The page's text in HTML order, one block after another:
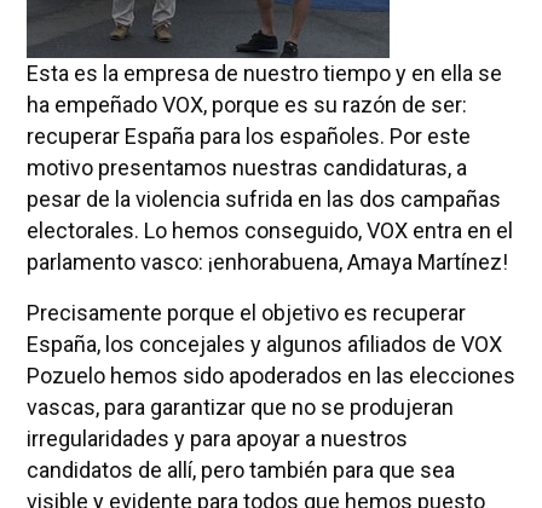
Esta es la empresa de nuestro tiempo y en ella se
ha empeñado VOX, porque es su razón de ser:
recuperar España para los españoles. Por este
motivo presentamos nuestras candidaturas, a
pesar de la violencia sufrida en las dos campañas
electorales. Lo hemos conseguido, VOX entra en el
parlamento vasco: ¡enhorabuena, Amaya Martínez!
Precisamente porque el objetivo es recuperar
España, los concejales y algunos afiliados de VOX
Pozuelo hemos sido apoderados en las elecciones
vascas, para garantizar que no se produjeran
irregularidades y para apoyar a nuestros
candidatos de allí, pero también para que sea
visible y evidente para todos que hemos puesto